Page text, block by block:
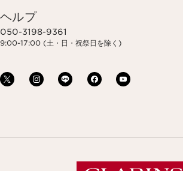
ヘルプ
050-3198-9361
9:00-17:00 (土・日・祝祭日を除く)